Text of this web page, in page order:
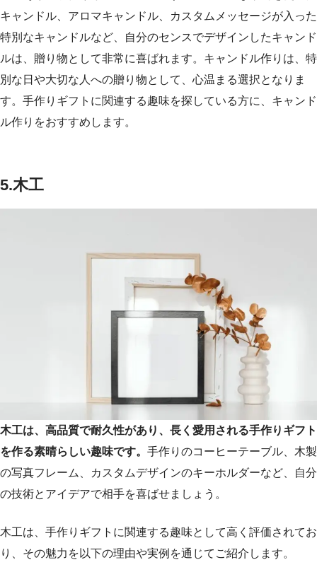
キャンドル、アロマキャンドル、カスタムメッセージが入った
特別なキャンドルなど、自分のセンスでデザインしたキャンド
ルは、贈り物として非常に喜ばれます。キャンドル作りは、特
別な日や大切な人への贈り物として、心温まる選択となりま
す。手作りギフトに関連する趣味を探している方に、キャンド
ル作りをおすすめします。
5.木工
木工は、高品質で耐久性があり、長く愛用される手作りギフト
を作る素晴らしい趣味です。 手作りのコーヒーテーブル、木製
の写真フレーム、カスタムデザインのキーホルダーなど、自分
の技術とアイデアで相手を喜ばせましょう。
木工は、手作りギフトに関連する趣味として高く評価されてお
り、その魅力を以下の理由や実例を通じてご紹介します。